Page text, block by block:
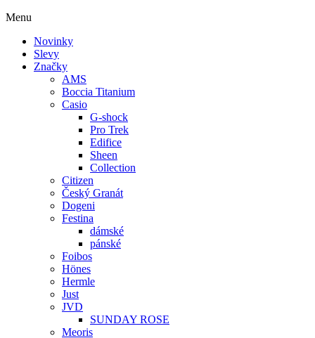
Menu
Novinky
Slevy
Značky
AMS
Boccia Titanium
Casio
G-shock
Pro Trek
Edifice
Sheen
Collection
Citizen
Český Granát
Dogeni
Festina
dámské
pánské
Foibos
Hönes
Hermle
Just
JVD
SUNDAY ROSE
Meoris